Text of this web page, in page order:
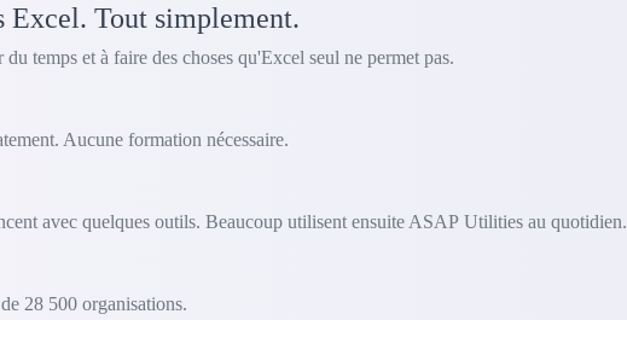
Excel. Tout simplement.
temps et à faire des choses qu'Excel seul ne permet pas.
Aucune formation nécessaire.
avec quelques outils. Beaucoup utilisent ensuite ASAP Utilities au quotidien.
28 500 organisations.